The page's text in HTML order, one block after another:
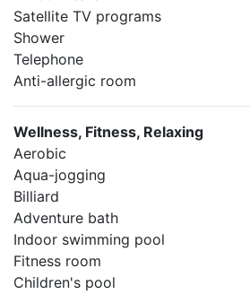
Satellite TV programs
Shower
Telephone
Anti-allergic room
Wellness, Fitness, Relaxing
Aerobic
Aqua-jogging
Billiard
Adventure bath
Indoor swimming pool
Fitness room
Children's pool